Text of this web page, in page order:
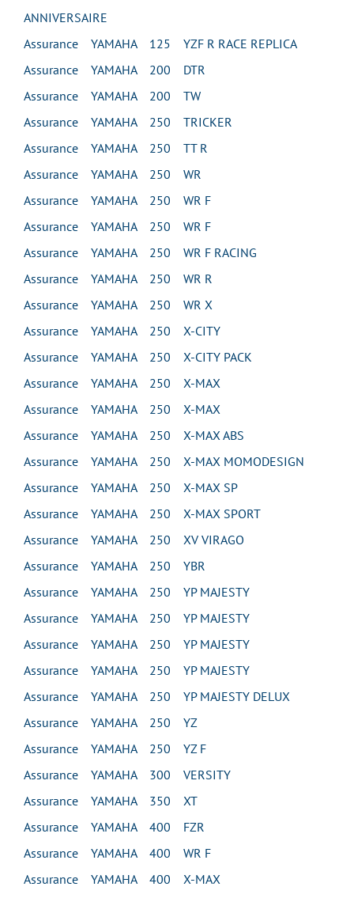
ANNIVERSAIRE
Assurance YAMAHA 125 YZF R RACE REPLICA
Assurance YAMAHA 200 DTR
Assurance YAMAHA 200 TW
Assurance YAMAHA 250 TRICKER
Assurance YAMAHA 250 TT R
Assurance YAMAHA 250 WR
Assurance YAMAHA 250 WR F
Assurance YAMAHA 250 WR F
Assurance YAMAHA 250 WR F RACING
Assurance YAMAHA 250 WR R
Assurance YAMAHA 250 WR X
Assurance YAMAHA 250 X-CITY
Assurance YAMAHA 250 X-CITY PACK
Assurance YAMAHA 250 X-MAX
Assurance YAMAHA 250 X-MAX
Assurance YAMAHA 250 X-MAX ABS
Assurance YAMAHA 250 X-MAX MOMODESIGN
Assurance YAMAHA 250 X-MAX SP
Assurance YAMAHA 250 X-MAX SPORT
Assurance YAMAHA 250 XV VIRAGO
Assurance YAMAHA 250 YBR
Assurance YAMAHA 250 YP MAJESTY
Assurance YAMAHA 250 YP MAJESTY
Assurance YAMAHA 250 YP MAJESTY
Assurance YAMAHA 250 YP MAJESTY
Assurance YAMAHA 250 YP MAJESTY DELUX
Assurance YAMAHA 250 YZ
Assurance YAMAHA 250 YZ F
Assurance YAMAHA 300 VERSITY
Assurance YAMAHA 350 XT
Assurance YAMAHA 400 FZR
Assurance YAMAHA 400 WR F
Assurance YAMAHA 400 X-MAX